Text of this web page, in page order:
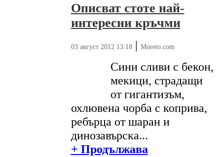
Описват стоте най-
интересни кръчми
03 август 2012 13:18| Moreto.com
Сини сливи с бекон,
мекици, страдащи
от гигантизъм,
охлювена чорба с коприва,
ребърца от шаран и
динозавърска...
+ Продължава